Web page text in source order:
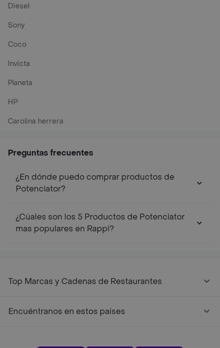
Diesel
Sony
Coco
Invicta
Planeta
HP
Carolina herrera
Preguntas frecuentes
¿En dónde puedo comprar productos de
Potenciator?
¿Cúales son los 5 Productos de Potenciator
mas populares en Rappi?
Top Marcas y Cadenas de Restaurantes
Encuéntranos en estos países